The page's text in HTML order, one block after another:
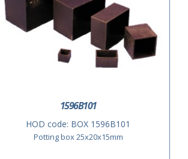
1596B101
HOD code: BOX 1596B101
Potting box 25x20x15mm